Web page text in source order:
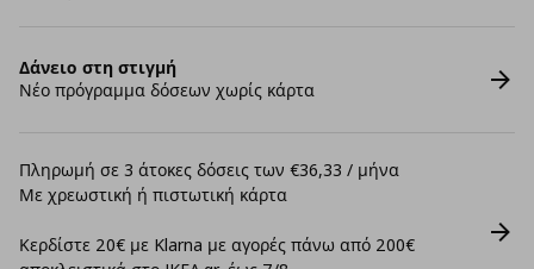
Δάνειο στη στιγμή
Νέο πρόγραμμα δόσεων χωρίς κάρτα
Πληρωμή σε 3 άτοκες δόσεις των €36,33 / μήνα
Με χρεωστική ή πιστωτική κάρτα
Κερδίστε 20€ με Klarna με αγορές πάνω από 200€